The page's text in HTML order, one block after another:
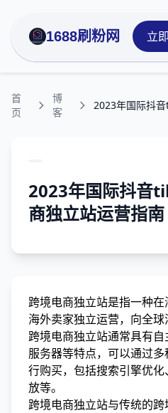
1688刷粉网 立
首
页
博
客
2023年国际抖音
商独立站运营指南
跨境电商独立站是指一种
海外卖家独立运营，向全球
跨境电商独立站通常具有
服务器等特点，可以通过
行购买，包括搜索引擎优
放等。
跨境电商独立站与传统的